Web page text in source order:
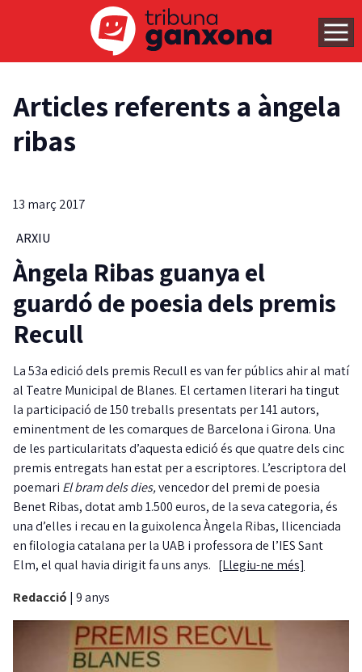
Articles referents a àngela
ribas
13 març 2017
ARXIU
Àngela Ribas guanya el
guardó de poesia dels premis
Recull
La 53a edició dels premis Recull es van fer públics ahir al matí
al Teatre Municipal de Blanes. El certamen literari ha tingut
la participació de 150 treballs presentats per 141 autors,
eminentment de les comarques de Barcelona i Girona. Una
de les particularitats d’aquesta edició és que quatre dels cinc
premis entregats han estat per a escriptores. L’escriptora del
poemari El bram dels dies,vencedor del premi de poesia
Benet Ribas, dotat amb 1.500 euros, de la seva categoria, és
una d’elles i recau en la guixolenca Àngela Ribas, llicenciada
en filologia catalana per la UAB i professora de l’IES Sant
Elm, el qual havia dirigit fa uns anys. [Llegiu-ne més]
Redacció | 9 anys